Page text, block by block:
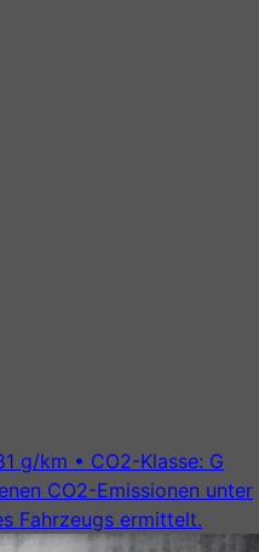
g/km • CO2-Klasse: G
CO2-Emissionen unter
Fahrzeugs ermittelt.